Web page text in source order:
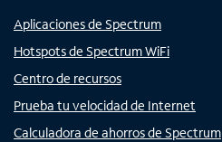
Aplicaciones de Spectrum
Hotspots de Spectrum WiFi
Centro de recursos
Prueba tu velocidad de Internet
Calculadora de ahorros de Spectrum